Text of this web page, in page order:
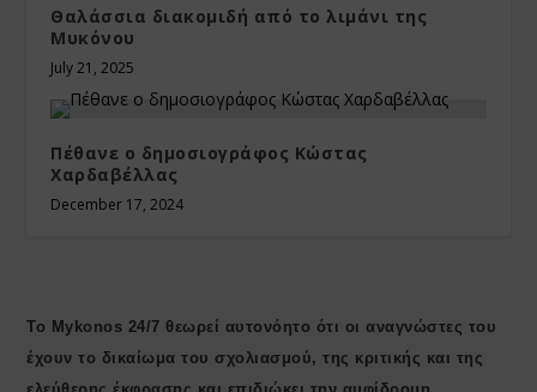
Θαλάσσια διακομιδή από το λιμάνι της
Μυκόνου
July 21, 2025
Πέθανε ο δημοσιογράφος Κώστας
Χαρδαβέλλας
December 17, 2024
Το Mykonos 24/7 θεωρεί αυτονόητο ότι οι αναγνώστες του
έχουν το δικαίωμα του σχολιασμού, της κριτικής και της